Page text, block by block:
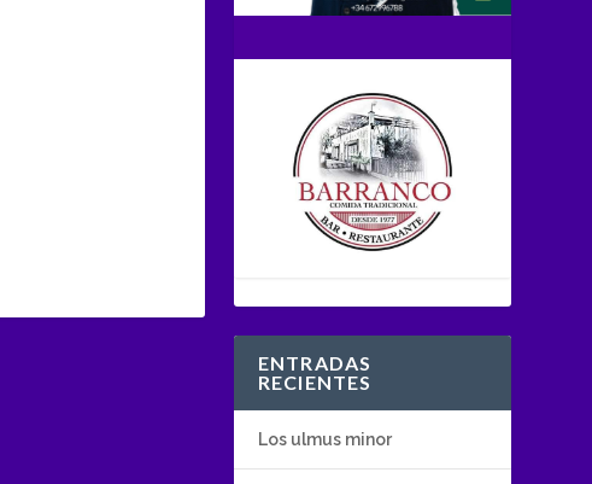
ENTRADAS
RECIENTES
Los ulmus minor